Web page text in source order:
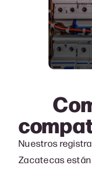
Nuestros
Zacatecas